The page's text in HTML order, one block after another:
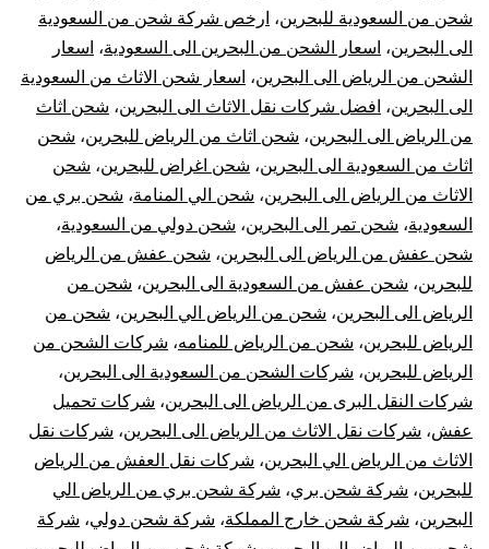
|
نقل
شحن من السعودية للبحرين، ارخص شركة شحن من السعودية
الى البحرين، اسعار الشحن من البحرين الى السعودية، اسعار
الشحن من الرياض الى البحرين، اسعار شحن الاثاث من السعودية
الى البحرين، افضل شركات نقل الاثاث الى البحرين، شحن اثاث
من الرياض الى البحرين، شحن اثاث من الرياض للبحرين، شحن
اثاث من السعودية الى البحرين، شحن اغراض للبحرين، شحن
الاثاث من الرياض الى البحرين، شحن الي المنامة، شحن بري من
السعودية، شحن تمر الى البحرين، شحن دولي من السعودية،
شحن عفش من الرياض الى البحرين، شحن عفش من الرياض
للبحرين، شحن عفش من السعودية الى البحرين، شحن من
الرياض الى البحرين، شحن من الرياض الي البحرين، شحن من
الرياض للبحرين، شحن من الرياض للمنامه، شركات الشحن من
الرياض للبحرين، شركات الشحن من السعودية الى البحرين،
شركات النقل البرى من الرياض الى البحرين، شركات تحميل
عفش، شركات نقل الاثاث من الرياض الى البحرين، شركات نقل
الاثاث من الرياض الي البحرين، شركات نقل العفش من الرياض
للبحرين، شركة شحن بري، شركة شحن بري من الرياض الي
البحرين، شركة شحن خارج المملكة، شركة شحن دولي، شركة